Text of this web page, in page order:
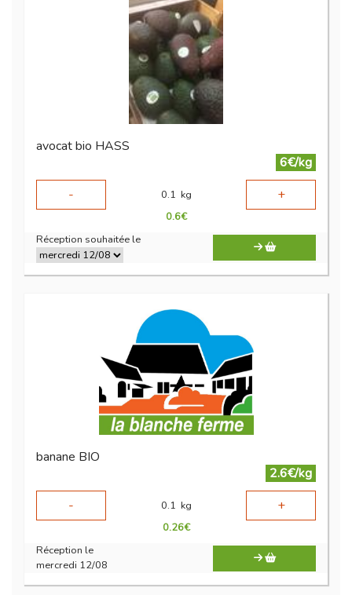
avocat bio HASS
6€/kg
-
0.1 kg +
0.6€
Réception souhaitée le
banane BIO
2.6€/kg
-
0.1 kg +
0.26€
Réception le
mercredi 12/08